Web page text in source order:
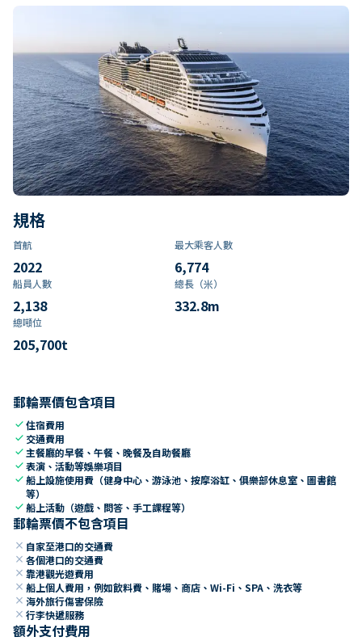
規格
首航
2022
最大乘客人數
6,774
船員人數
2,138
總長（米）
332.8m
總噸位
205,700t
郵輪票價包含項目
check住宿費用
check 交通費用
check 主餐廳的早餐、午餐、晚餐及自助餐廳
check表演、活動等娛樂項目
check船上設施使用費（健身中心、游泳池、按摩浴缸、俱樂部休息室、圖書館
等）
check船上活動（遊戲、問答、手工課程等）
郵輪票價不包含項目
close 自家至港口的交通費
close 各個港口的交通費
close 靠港觀光遊費用
close 船上個人費用，例如飲料費、賭場、商店、Wi-Fi、SPA、洗衣等
close 海外旅行傷害保險
close 行李快遞服務
額外支付費用